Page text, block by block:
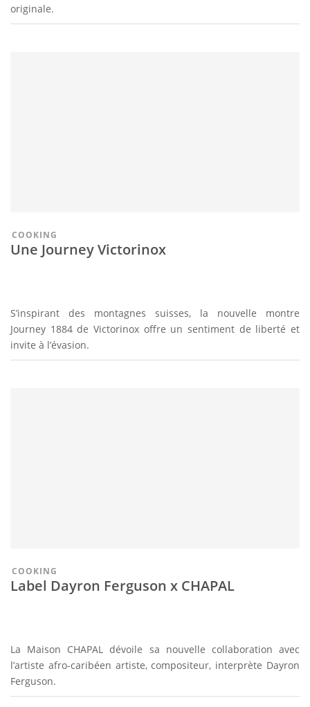
originale.
COOKING
Une Journey Victorinox
S’inspirant des montagnes suisses, la nouvelle montre
Journey 1884 de Victorinox offre un sentiment de liberté et
invite à l’évasion.
COOKING
Label Dayron Ferguson x CHAPAL
La Maison CHAPAL dévoile sa nouvelle collaboration avec
l’artiste afro-caribéen artiste, compositeur, interprète Dayron
Ferguson.